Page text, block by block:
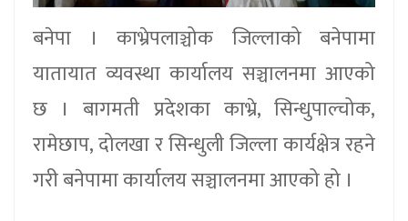
बनेपा । काभ्रेपलाञ्चोक जिल्लाको बनेपामा
यातायात व्यवस्था कार्यालय सञ्चालनमा आएको
छ । बागमती प्रदेशका काभ्रे, सिन्धुपाल्चोक,
रामेछाप, दोलखा र सिन्धुली जिल्ला कार्यक्षेत्र रहने
गरी बनेपामा कार्यालय सञ्चालनमा आएको हो ।